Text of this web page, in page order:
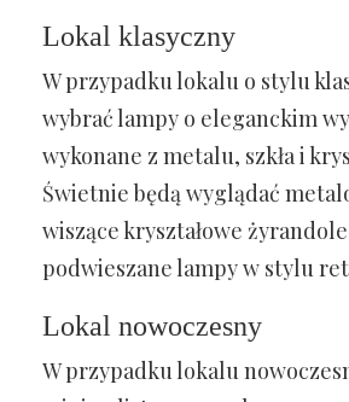
Lokal klasyczny
W przypadku lokalu o stylu
wybrać lampy o eleganckim
wykonane z metalu, szkła i
Świetnie będą wyglądać
wiszące kryształowe
podwieszane lampy w stylu
Lokal nowoczesny
W przypadku lokalu